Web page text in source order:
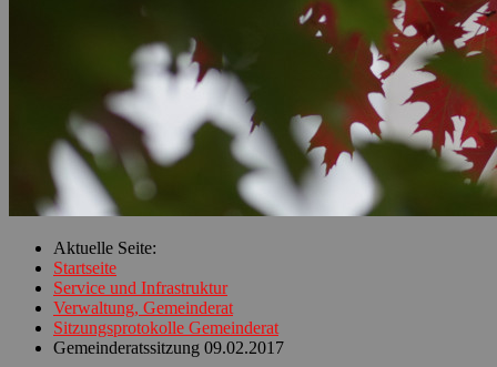
Aktuelle Seite:
Startseite
Service und Infrastruktur
Verwaltung, Gemeinderat
Sitzungsprotokolle Gemeinderat
Gemeinderatssitzung 09.02.2017